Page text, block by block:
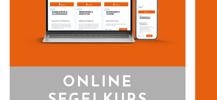
ONLINE